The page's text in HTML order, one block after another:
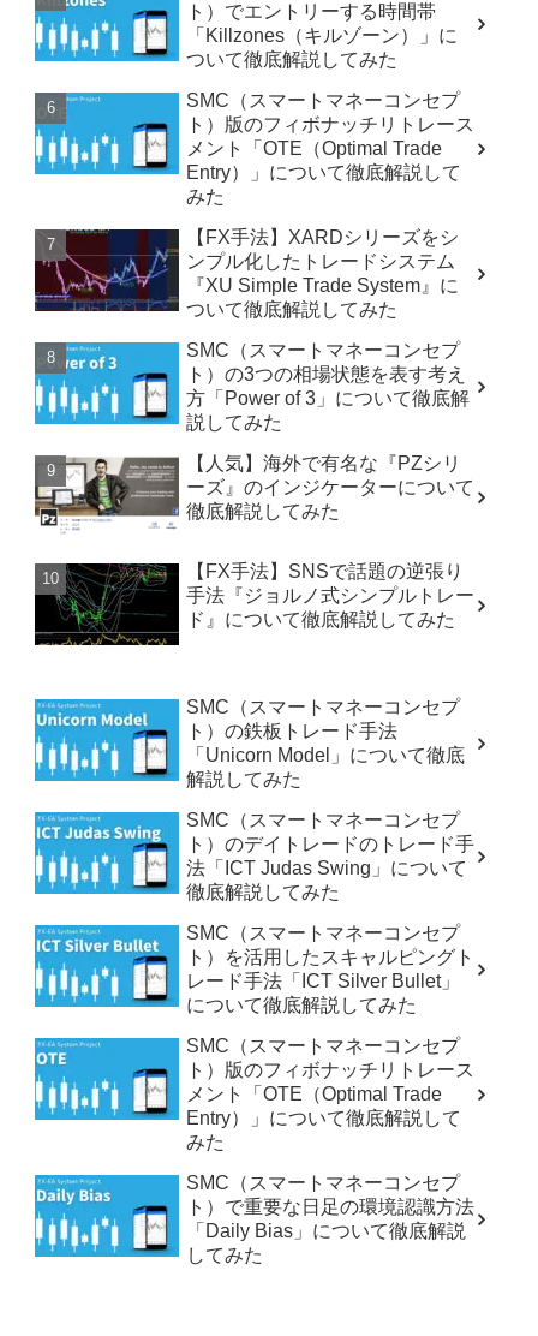
ト）でエントリーする時間帯
「Killzones（キルゾーン）」に
ついて徹底解説してみた
SMC（スマートマネーコンセプ
ト）版のフィボナッチリトレース
メント「OTE（Optimal Trade
Entry）」について徹底解説して
みた
【FX手法】XARDシリーズをシ
ンプル化したトレードシステム
『XU Simple Trade System』に
ついて徹底解説してみた
SMC（スマートマネーコンセプ
ト）の3つの相場状態を表す考え
方「Power of 3」について徹底解
説してみた
【人気】海外で有名な『PZシリ
ーズ』のインジケーターについて
徹底解説してみた
【FX手法】SNSで話題の逆張り
手法『ジョルノ式シンプルトレー
ド』について徹底解説してみた
SMC（スマートマネーコンセプ
ト）の鉄板トレード手法
「Unicorn Model」について徹底
解説してみた
SMC（スマートマネーコンセプ
ト）のデイトレードのトレード手
法「ICT Judas Swing」について
徹底解説してみた
SMC（スマートマネーコンセプ
ト）を活用したスキャルピングト
レード手法「ICT Silver Bullet」
について徹底解説してみた
SMC（スマートマネーコンセプ
ト）版のフィボナッチリトレース
メント「OTE（Optimal Trade
Entry）」について徹底解説して
みた
SMC（スマートマネーコンセプ
ト）で重要な日足の環境認識方法
「Daily Bias」について徹底解説
してみた